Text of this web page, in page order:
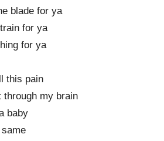
blade for ya
for ya
for ya
this pain
through my brain
baby